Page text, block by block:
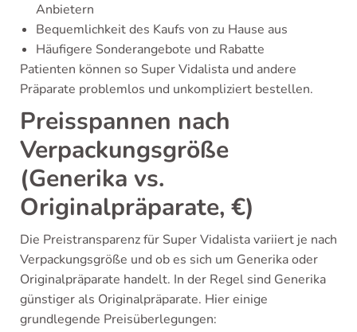
Anbietern
Bequemlichkeit des Kaufs von zu Hause aus
Häufigere Sonderangebote und Rabatte
Patienten können so Super Vidalista und andere
Präparate problemlos und unkompliziert bestellen.
Preisspannen nach
Verpackungsgröße
(Generika vs.
Originalpräparate, €)
Die Preistransparenz für Super Vidalista variiert je nach
Verpackungsgröße und ob es sich um Generika oder
Originalpräparate handelt. In der Regel sind Generika
günstiger als Originalpräparate. Hier einige
grundlegende Preisüberlegungen: